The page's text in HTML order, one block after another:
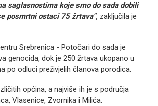
saglasnostima koje smo do sada dobili
posmrtni ostaci 75 žrtava", zaključila je
Srebrenica - Potočari do sada je
genocida, dok je 250 žrtava ukopano u
po odluci preživjelih članova porodica.
općina, a najviše ih je s područja
Vlasenice, Zvornika i Milića.